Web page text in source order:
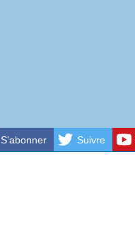
S'abonner Suivre